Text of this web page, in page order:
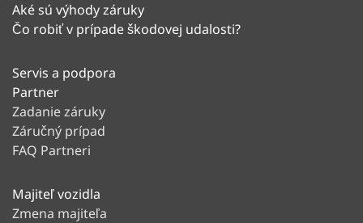
Aké sú výhody záruky
Čo robiť v prípade škodovej udalosti?
Servis a podpora
Partner
Zadanie záruky
Záručný prípad
FAQ Partneri
Majiteľ vozidla
Zmena majiteľa